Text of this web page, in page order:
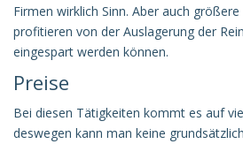
Firmen wirklich Sinn. Aber auch
profitieren von der Auslagerung der
eingespart werden können.
Preise
Bei diesen Tätigkeiten kommt es auf
deswegen kann man keine